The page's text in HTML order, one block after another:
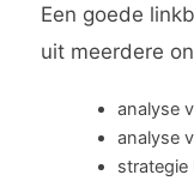
Een goede
uit meerdere
analyse
analyse
strategie